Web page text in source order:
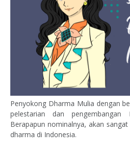
Penyokong Dharma Mulia dengan
pelestarian dan pengembangan
Berapapun nominalnya, akan
dharma di Indonesia.